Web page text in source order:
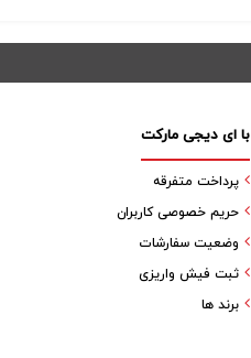
با ای دیجی مارکت
پرداخت متفرقه
حریم خصوصی کاربران
وضعیت سفارشات
ثبت فیش واریزی
برند ها